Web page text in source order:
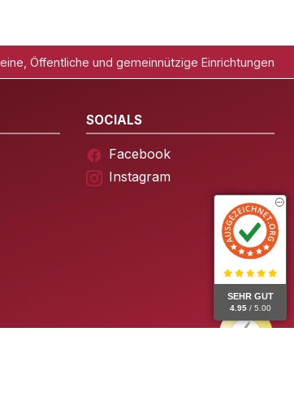
Öffentliche und gemeinnützige Einrichtungen
SOCIALS
Facebook
Instagram
SEHR GUT
4.95 / 5.00